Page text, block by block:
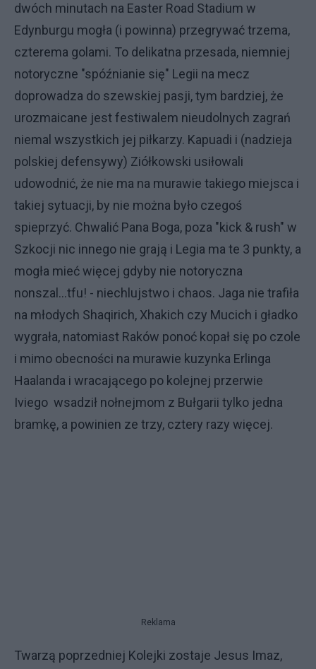
dwóch minutach na Easter Road Stadium w
Edynburgu mogła (i powinna) przegrywać trzema,
czterema golami. To delikatna przesada, niemniej
notoryczne "spóźnianie się" Legii na mecz
doprowadza do szewskiej pasji, tym bardziej, że
urozmaicane jest festiwalem nieudolnych zagrań
niemal wszystkich jej piłkarzy. Kapuadi i (nadzieja
polskiej defensywy) Ziółkowski usiłowali
udowodnić, że nie ma na murawie takiego miejsca i
takiej sytuacji, by nie można było czegoś
spieprzyć. Chwalić Pana Boga, poza "kick & rush" w
Szkocji nic innego nie grają i Legia ma te 3 punkty, a
mogła mieć więcej gdyby nie notoryczna
nonszal...tfu! - niechlujstwo i chaos. Jaga nie trafiła
na młodych Shaqirich, Xhakich czy Mucich i gładko
wygrała, natomiast Raków ponoć kopał się po czole
i mimo obecności na murawie kuzynka Erlinga
Haalanda i wracającego po kolejnej przerwie
Iviego wsadził nołnejmom z Bułgarii tylko jedna
bramkę, a powinien ze trzy, cztery razy więcej.
Reklama
Twarzą poprzedniej Kolejki zostaje Jesus Imaz,